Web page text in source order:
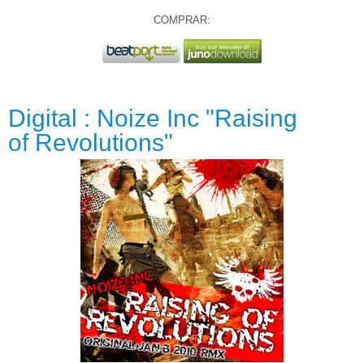
COMPRAR:
Digital : Noize Inc "Raising
of Revolutions"